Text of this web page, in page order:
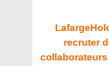
recruter